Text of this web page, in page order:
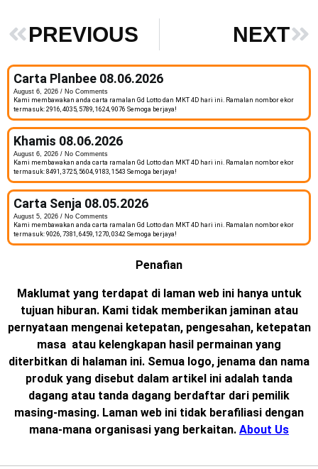
PREVIOUS NEXT
Carta Planbee 08.06.2026
August 6, 2026
No Comments
Kami membawakan anda carta ramalan Gd Lotto dan MKT 4D hari ini. Ramalan nombor ekor
termasuk: 2916, 4035, 5789, 1624, 9076 Semoga berjaya!
Khamis 08.06.2026
August 6, 2026
No Comments
Kami membawakan anda carta ramalan Gd Lotto dan MKT 4D hari ini. Ramalan nombor ekor
termasuk: 8491, 3725, 5604, 9183, 1543 Semoga berjaya!
Carta Senja 08.05.2026
August 5, 2026
No Comments
Kami membawakan anda carta ramalan Gd Lotto dan MKT 4D hari ini. Ramalan nombor ekor
termasuk: 9026, 7381, 6459, 1270, 0342 Semoga berjaya!
Penafian
Maklumat yang terdapat di laman web ini hanya untuk
tujuan hiburan. Kami tidak memberikan jaminan atau
pernyataan mengenai ketepatan, pengesahan, ketepatan
masa atau kelengkapan hasil permainan yang
diterbitkan di halaman ini. Semua logo, jenama dan nama
produk yang disebut dalam artikel ini adalah tanda
dagang atau tanda dagang berdaftar dari pemilik
masing-masing. Laman web ini tidak berafiliasi dengan
mana-mana organisasi yang berkaitan. About Us